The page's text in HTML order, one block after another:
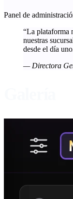
Panel de
“La plataforma
nuestras
desde el día
— Directora